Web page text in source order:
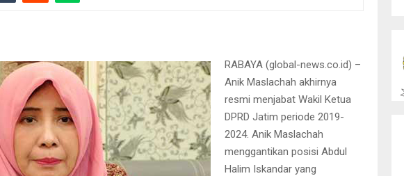
RABAYA (global-news.co.id) –
Anik Maslachah akhirnya
resmi menjabat Wakil Ketua
DPRD Jatim periode 2019-
2024. Anik Maslachah
menggantikan posisi Abdul
Halim Iskandar yang